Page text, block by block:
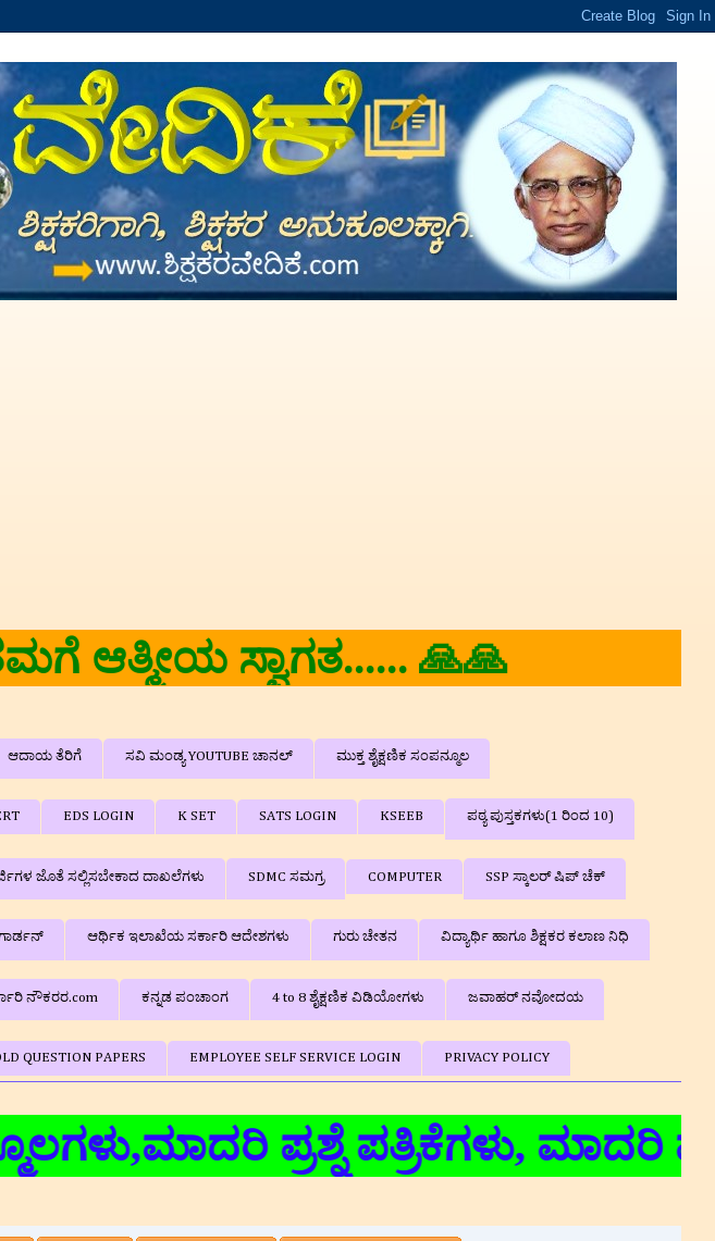
🙏🙏 'ಶಿಕ್ಷಕರ ವೇದಿಕೆ'ಗೆ ತಮಗೆ ಆತ್ಮೀಯ
ಆದಾಯ ತೆರಿಗೆ ಸವಿ ಮಂಡ್ಯ YOUTUBE ಚಾನಲ್ ಮುಕ್ತ ಶೈಕ್ಷಣಿಕ ಸಂಪನ್ಮೂಲ
EDS LOGIN K SET SATS LOGIN KSEEB ಪಠ್ಯ ಪುಸ್ತಕಗಳು(1 ರಿಂದ 10)
ಜೊತೆ ಸಲ್ಲಿಸಬೇಕಾದ ದಾಖಲೆಗಳು SDMC ಸಮಗ್ರ COMPUTER SSP ಸ್ಕಾಲರ್ ಷಿಪ್‌ ಚೆಕ್
ಆರ್ಥಿಕ ಇಲಾಖೆಯ ಸರ್ಕಾರಿ ಆದೇಶಗಳು ಗುರು ಚೇತನ ವಿದ್ಯಾರ್ಥಿ ಹಾಗೂ ಶಿಕ್ಷಕರ ಕಲಾಣ ನಿಧಿ
ನೌಕರರ.com ಕನ್ನಡ ಪಂಚಾಂಗ 4 to 8 ಶೈಕ್ಷಣಿಕ ವಿಡಿಯೋಗಳು ಜವಾಹರ್ ನವೋದಯ
QUESTION PAPERS EMPLOYEE SELF SERVICE LOGIN PRIVACY POLICY
ಪ್ರಶ್ನೆ ಪತ್ರಿಕೆಗಳು, ಮಾದರಿ